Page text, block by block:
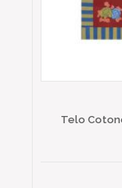
Telo